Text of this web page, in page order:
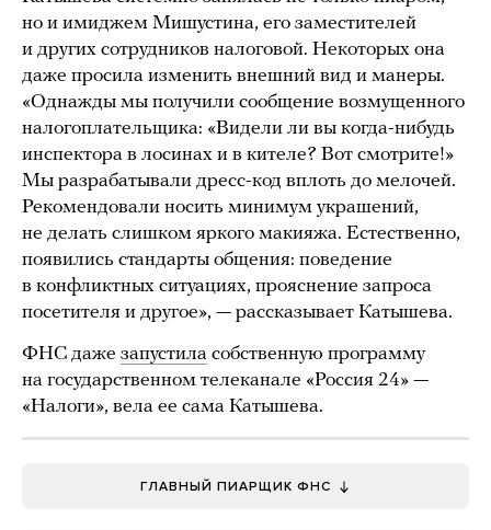
но и имиджем Мишустина, его заместителей
и других сотрудников налоговой. Некоторых она
даже просила изменить внешний вид и манеры.
«Однажды мы получили сообщение возмущенного
налогоплательщика: «Видели ли вы когда-нибудь
инспектора в лосинах и в кителе? Вот смотрите!»
Мы разрабатывали дресс-код вплоть до мелочей.
Рекомендовали носить минимум украшений,
не делать слишком яркого макияжа. Естественно,
появились стандарты общения: поведение
в конфликтных ситуациях, прояснение запроса
посетителя и другое», — рассказывает Катышева.
ФНС даже запустила собственную программу
на государственном телеканале «Россия 24» —
«Налоги», вела ее сама Катышева.
ГЛАВНЫЙ ПИАРЩИК ФНС